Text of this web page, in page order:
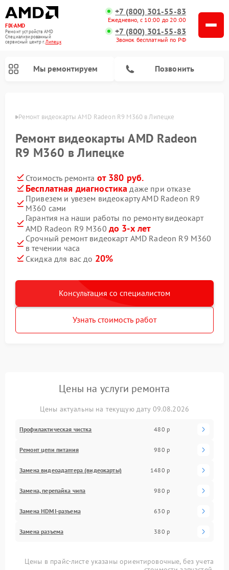
FIX-AMD
Ремонт устройств AMD
Специализированный
cервисный центр г.Липецк
+7 (800) 301-55-83
Ежедневно, с 10:00 до 20:00
+7 (800) 301-55-83
Звонок бесплатный по РФ
Мы ремонтируем Позвонить
Ремонт видеокарты AMD Radeon R9 M360 в Липецке
Ремонт видеокарты AMD Radeon
R9 M360 в Липецке
Стоимость ремонта от 380 руб.
Бесплатная диагностика даже при отказе
Привезем и увезем видеокарту AMD Radeon R9
M360 сами
Гарантия на наши работы по ремонту видеокарт
AMD Radeon R9 M360 до 3-х лет
Срочный ремонт видеокарт AMD Radeon R9 M360
в течении часа
Скидка для вас до 20%
Консультация со специалистом
Узнать стоимость работ
Цены на услуги ремонта
Цены актуальны на текущую дату 09.08.2026
Профилактическая чистка 480 р
Ремонт цепи питания 980 р
Замена видеоадаптера (видеокарты) 1480 р
Замена, перепайка чипа 980 р
Замена HDMI-разъема 630 р
Замена разъема 380 р
Цены в прайс-листе указаны ориентировочные, без учета